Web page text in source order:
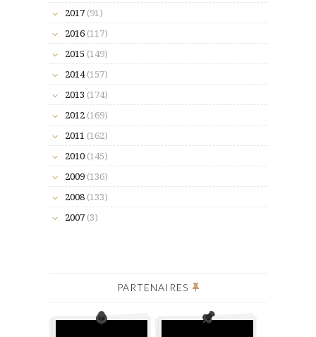
2017 (91)
2016 (117)
2015 (149)
2014(157)
2013 (174)
2012 (169)
2011 (162)
2010 (145)
2009 (136)
2008 (133)
2007 (3)
PARTENAIRES